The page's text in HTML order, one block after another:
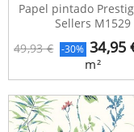
49,93 € -30% 34,95
m²
Papel pintado
Sellers M1529